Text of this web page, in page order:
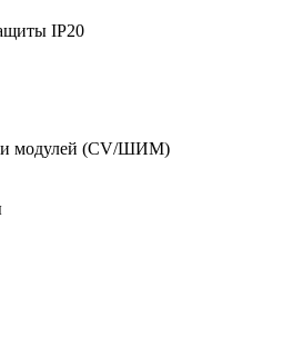
IP20
и модулей (CV/ШИМ)